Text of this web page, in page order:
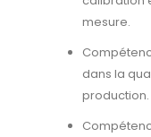
mesure.
dans la
production.